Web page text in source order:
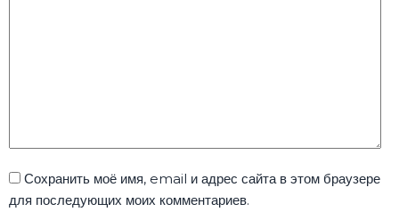
Сохранить моё имя, email и адрес сайта в этом браузере
для последующих моих комментариев.